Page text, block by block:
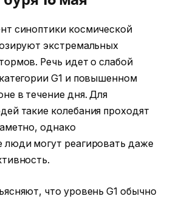
синоптики космической
экстремальных
Речь идет о слабой
G1 и повышенном
в течение дня. Для
такие колебания проходят
однако
люди могут реагировать даже
что уровень G1 обычно